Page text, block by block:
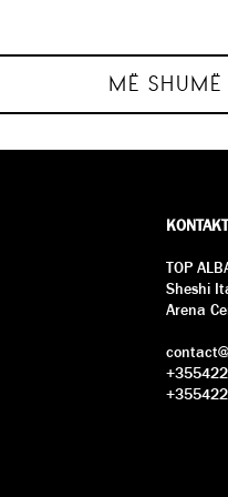
MË SHUMË
KONTAKT
TOP
Sheshi
Arena